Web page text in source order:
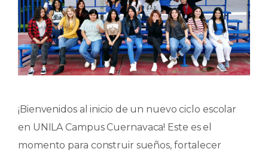
¡Bienvenidos al inicio de un nuevo ciclo escolar
en UNILA Campus Cuernavaca! Este es el
momento para construir sueños, fortalecer